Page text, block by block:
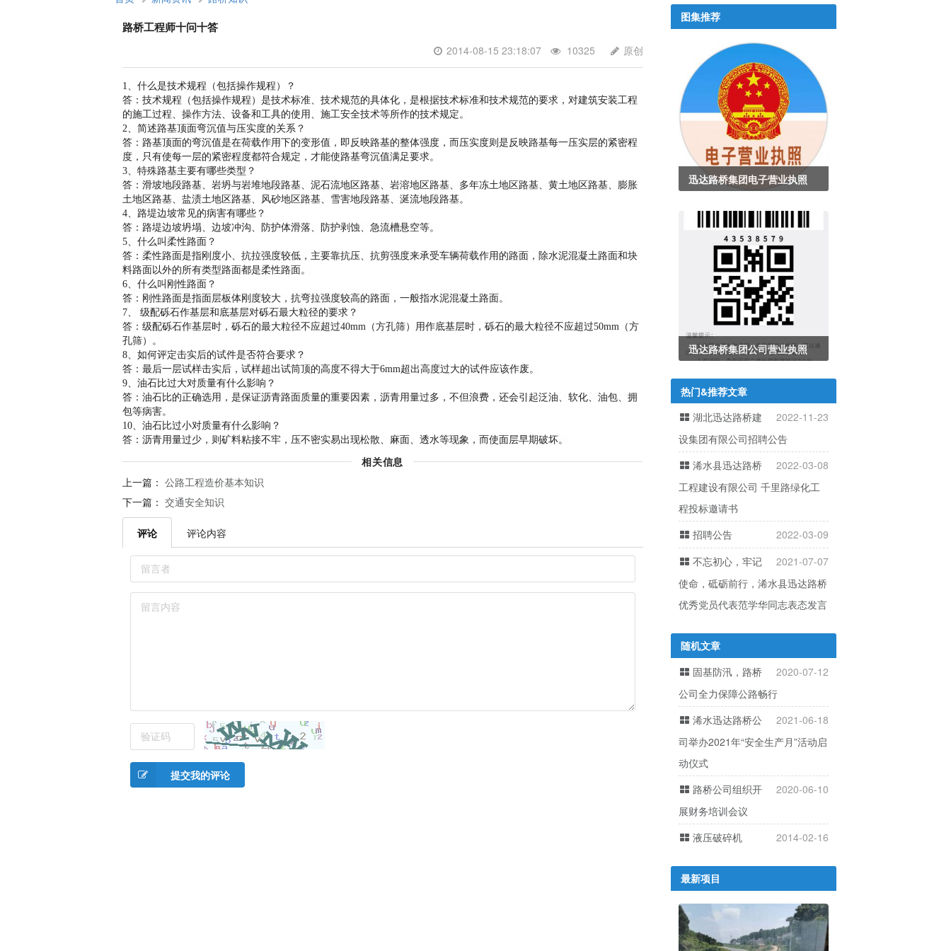
路桥工程师十问十答
2014-08-15 23:18:07 10325 原创
1、什么是技术规程（包括操作规程）？
答：技术规程（包括操作规程）是技术标准、技术规范的具体化，是根据技术标准和技术规范的要求，对建筑安装工程
的施工过程、操作方法、设备和工具的使用、施工安全技术等所作的技术规定。
2、简述路基顶面弯沉值与压实度的关系？
答：路基顶面的弯沉值是在荷载作用下的变形值，即反映路基的整体强度，而压实度则是反映路基每一压实层的紧密程
度，只有使每一层的紧密程度都符合规定，才能使路基弯沉值满足要求。
3、特殊路基主要有哪些类型？
答：滑坡地段路基、岩坍与岩堆地段路基、泥石流地区路基、岩溶地区路基、多年冻土地区路基、黄土地区路基、膨胀
土地区路基、盐渍土地区路基、风砂地区路基、雪害地段路基、涎流地段路基。
4、路堤边坡常见的病害有哪些？
答：路堤边坡坍塌、边坡冲沟、防护体滑落、防护剥蚀、急流槽悬空等。
5、什么叫柔性路面？
答：柔性路面是指刚度小、抗拉强度较低，主要靠抗压、抗剪强度来承受车辆荷载作用的路面，除水泥混凝土路面和块
料路面以外的所有类型路面都是柔性路面。
6、什么叫刚性路面？
答：刚性路面是指面层板体刚度较大，抗弯拉强度较高的路面，一般指水泥混凝土路面。
7、 级配砾石作基层和底基层对砾石最大粒径的要求？
答：级配砾石作基层时，砾石的最大粒径不应超过40mm（方孔筛）用作底基层时，砾石的最大粒径不应超过50mm（方
孔筛）。
8、如何评定击实后的试件是否符合要求？
答：最后一层试样击实后，试样超出试筒顶的高度不得大于6mm超出高度过大的试件应该作废。
9、油石比过大对质量有什么影响？
答：油石比的正确选用，是保证沥青路面质量的重要因素，沥青用量过多，不但浪费，还会引起泛油、软化、油包、拥
包等病害。
10、油石比过小对质量有什么影响？
答：沥青用量过少，则矿料粘接不牢，压不密实易出现松散、麻面、透水等现象，而使面层早期破坏。
相关信息
上一篇：公路工程造价基本知识
下一篇：交通安全知识
评论 评论内容
提交我的评论
图集推荐
迅达路桥集团电子营业执照
迅达路桥集团公司营业执照
热门&推荐文章
2022-11-23
湖北迅达路桥建
设集团有限公司招聘公告
2022-03-08
浠水县迅达路桥
工程建设有限公司 千里路绿化工
程投标邀请书
2022-03-09
招聘公告
2021-07-07
不忘初心，牢记
使命，砥砺前行，浠水县迅达路桥
优秀党员代表范学华同志表态发言
随机文章
2020-07-12
固基防汛，路桥
公司全力保障公路畅行
2021-06-18
浠水迅达路桥公
司举办2021年“安全生产月”活动启
动仪式
2020-06-10
路桥公司组织开
展财务培训会议
2014-02-16
液压破碎机
最新项目